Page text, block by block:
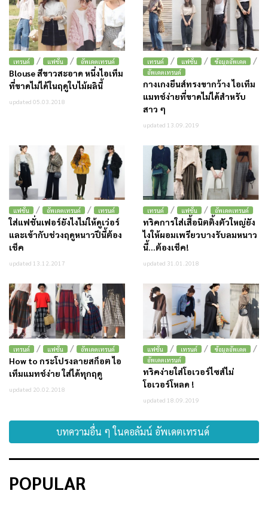
เทรนด์ / แฟชั่น / อัพเดตเทรนด์
Blouse สีขาวสะอาด หนึ่งไอเท็ม
ที่ขาดไม่ได้ในฤดูใบไม้ผลินี้
updated 05.03.2018
เทรนด์ / แฟชั่น / ข้อมูลอัพเดต /
อัพเดตเทรนด์
กางเกงยีนส์ทรงขากว้าง ไอเท็ม
แมทช์ง่ายที่ขาดไม่ได้สำหรับ
สาว ๆ
updated 13.09.2019
แฟชั่น / อัพเดตเทรนด์ / เทรนด์
ใส่แฟชั่นเฟอร์ยังไงไม่ให้ดูเว่อร์
และเข้ากับช่วงฤดูหนาวปีนี้ต้อง
เช็ค
updated 13.12.2017
เทรนด์ / แฟชั่น / อัพเดตเทรนด์
ทริคการใส่เสื้อนิตติ้งตัวใหญ่ยัง
ไงให้ผอมเพรียวบางรับลมหนาว
นี้…ต้องเช็ค!
updated 31.01.2018
เทรนด์ / แฟชั่น / อัพเดตเทรนด์
How to กระโปรงลายสก็อต ไอ
เท็มแมทช์ง่าย ใส่ได้ทุกฤดู
updated 20.02.2018
แฟชั่น / เทรนด์ / ข้อมูลอัพเดต /
อัพเดตเทรนด์
ทริคง่ายใส่โอเวอร์ไซส์ไม่
โอเวอร์โหลด !
updated 18.09.2019
บทความอื่น ๆ ในคอลัมน์ อัพเดตเทรนด์
POPULAR